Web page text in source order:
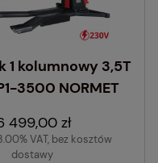
1 kolumnowy 3,5T
3500 NORMET
499,00 zł
VAT, bez kosztów
dostawy